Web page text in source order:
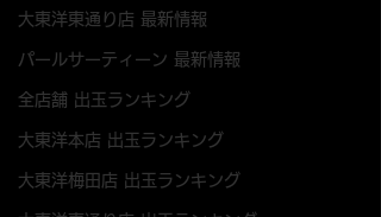
大東洋東通り店 最新情報
パールサーティーン 最新情報
全店舗 出玉ランキング
大東洋本店 出玉ランキング
大東洋梅田店 出玉ランキング